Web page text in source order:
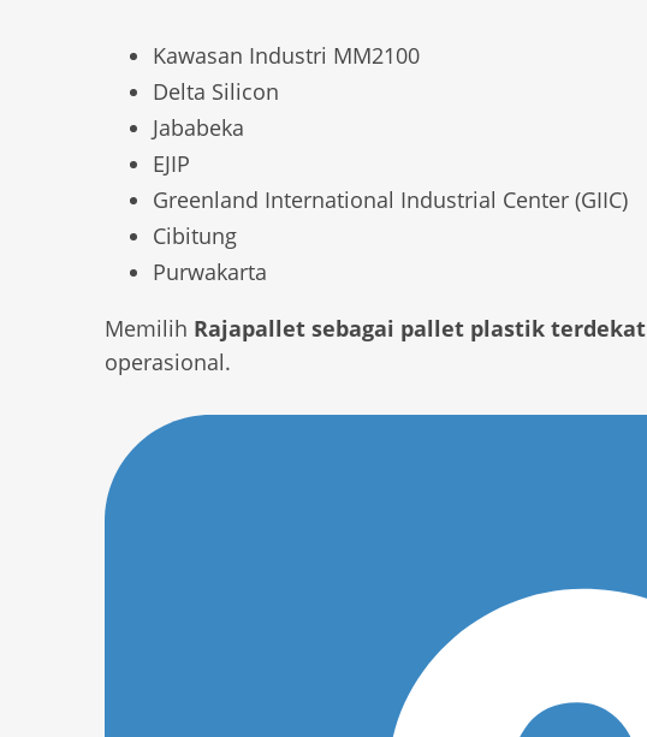
Kawasan Industri MM2100
Delta Silicon
Jababeka
EJIP
Greenland International Industrial Center (GIIC)
Cibitung
Purwakarta
Memilih Rajapallet sebagai pallet plastik terdekat
operasional.